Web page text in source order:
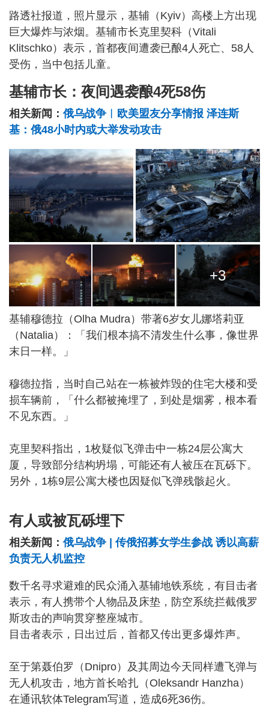
路透社报道，照片显示，基辅（Kyiv）高楼上方出现
巨大爆炸与浓烟。基辅市长克里契科（Vitali
Klitschko）表示，首都夜间遭袭已酿4人死亡、58人
受伤，当中包括儿童。
基辅市长：夜间遇袭酿4死58伤
相关新闻： 俄乌战争︱欧美盟友分享情报 泽连斯
基：俄48小时内或大举发动攻击
+3
基辅穆德拉（Olha Mudra）带著6岁女儿娜塔莉亚
（Natalia）：「我们根本搞不清发生什么事，像世界
末日一样。」
穆德拉指，当时自己站在一栋被炸毁的住宅大楼和受
损车辆前，「什么都被掩埋了，到处是烟雾，根本看
不见东西。」
克里契科指出，1枚疑似飞弹击中一栋24层公寓大
厦，导致部分结构坍塌，可能还有人被压在瓦砾下。
另外，1栋9层公寓大楼也因疑似飞弹残骸起火。
有人或被瓦砾埋下
相关新闻： 俄乌战争 | 传俄招募女学生参战 诱以高薪
负责无人机监控
数千名寻求避难的民众涌入基辅地铁系统，有目击者
表示，有人携带个人物品及床垫，防空系统拦截俄罗
斯攻击的声响贯穿整座城市。
目击者表示，日出过后，首都又传出更多爆炸声。
至于第聂伯罗（Dnipro）及其周边今天同样遭飞弹与
无人机攻击，地方首长哈扎（Oleksandr Hanzha）
在通讯软体Telegram写道，造成6死36伤。